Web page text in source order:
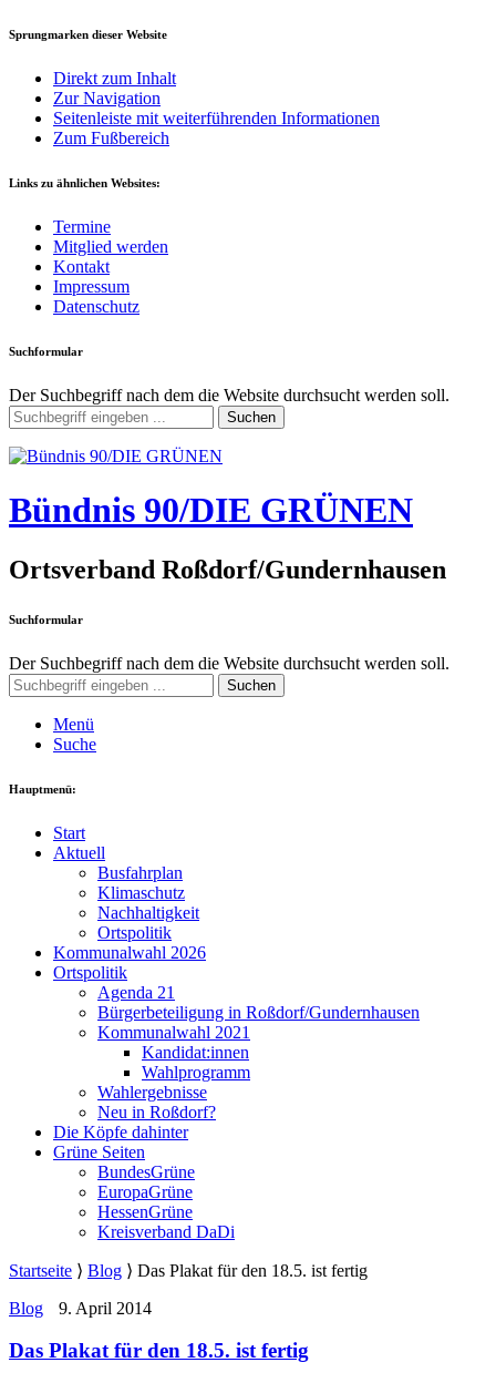
Sprungmarken dieser Website
Direkt zum Inhalt
Zur Navigation
Seitenleiste mit weiterführenden Informationen
Zum Fußbereich
Links zu ähnlichen Websites:
Termine
Mitglied werden
Kontakt
Impressum
Datenschutz
Suchformular
Der Suchbegriff nach dem die Website durchsucht werden soll.
Suchen
Bündnis 90/DIE GRÜNEN
Ortsverband Roßdorf/Gundernhausen
Suchformular
Der Suchbegriff nach dem die Website durchsucht werden soll.
Suchen
Menü
Suche
Hauptmenü:
Start
Aktuell
Busfahrplan
Klimaschutz
Nachhaltigkeit
Ortspolitik
Kommunalwahl 2026
Ortspolitik
Agenda 21
Bürgerbeteiligung in Roßdorf/Gundernhausen
Kommunalwahl 2021
Kandidat:innen
Wahlprogramm
Wahlergebnisse
Neu in Roßdorf?
Die Köpfe dahinter
Grüne Seiten
BundesGrüne
EuropaGrüne
HessenGrüne
Kreisverband DaDi
Startseite ⟩ Blog ⟩ Das Plakat für den 18.5. ist fertig
Blog
9. April 2014
Das Plakat für den 18.5. ist fertig